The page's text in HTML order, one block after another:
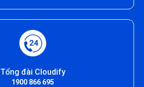
Tổng đài Cloudify
1900 866 695